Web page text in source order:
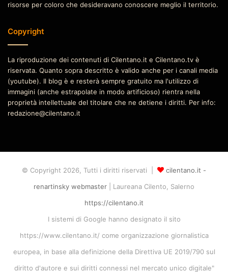
risorse per coloro che desideravano conoscere meglio il territorio.
Copyright
La riproduzione dei contenuti di Cilentano.it e Cilentano.tv è
riservata. Quanto sopra descritto è valido anche per i canali media
(youtube). Il blog è e resterà sempre gratuito ma l'utilizzo di
immagini (anche estrapolate in modo artificioso) rientra nella
proprietà intellettuale del titolare che ne detiene i diritti. Per info:
redazione@cilentano.it
© Copyright 2026, Tutti i diritti riservati |
cilentano.it -
renartinsky webmaster | Laureana Cilento, Salerno
https://cilentano.it
I sistemi di Google hanno designato il sito
https://www.cilentano.it/ come organizzazione giornalistica
europea, in base alla definizione della Direttiva UE 2019/790 sul
diritto d'autore e sui diritti connessi nel mercato unico digitale"